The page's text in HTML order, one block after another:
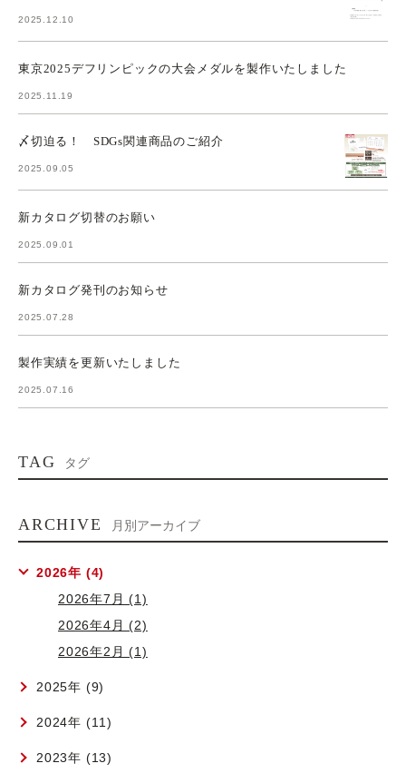
2025.12.10
東京2025デフリンピックの大会メダルを製作いたしました
2025.11.19
〆切迫る！ SDGs関連商品のご紹介
2025.09.05
新カタログ切替のお願い
2025.09.01
新カタログ発刊のお知らせ
2025.07.28
製作実績を更新いたしました
2025.07.16
TAG タグ
ARCHIVE 月別アーカイブ
2026年 (4)
2026年7月 (1)
2026年4月 (2)
2026年2月 (1)
2025年 (9)
2024年 (11)
2023年 (13)